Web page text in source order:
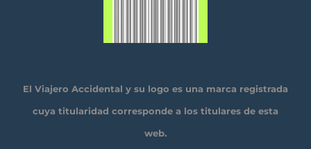
El Viajero Accidental y su logo es una marca registrada
cuya titularidad corresponde a los titulares de esta
web.